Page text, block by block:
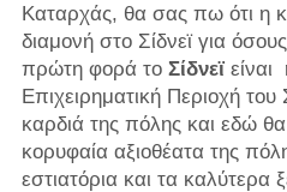
Καταρχάς, θα σας πω ότι η
διαμονή στο Σίδνεϊ για
πρώτη φορά το Σίδνεϊείναι
Επιχειρηματική Περιοχή του
καρδιά της πόλης και εδώ
κορυφαία αξιοθέατα της
εστιατόρια και τα καλύτερα